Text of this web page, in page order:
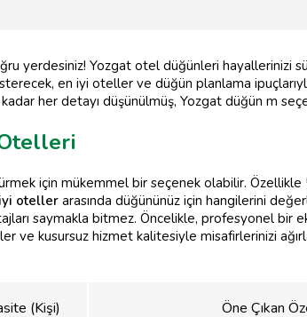
yerdesiniz! Yozgat otel düğünleri
en iyi oteller ve düğün planlama
her detayı düşünülmüş, Yozgat düğün m
için mükemmel bir seçenek olabilir. Özellikle
oteller arasında düğününüz için hangilerini
saymakla bitmez. Öncelikle, profesyonel bir
ve kusursuz hizmet kalitesiyle misafirlerinizi
(Kişi) Öne Çıkan